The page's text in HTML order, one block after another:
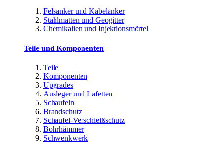
Felsanker und Kabelanker
Stahlmatten und Geogitter
Chemikalien und Injektionsmörtel
Teile und Komponenten
Teile
Komponenten
Upgrades
Ausleger und Lafetten
Schaufeln
Brandschutz
Schaufel-Verschleißschutz
Bohrhämmer
Schwenkwerk